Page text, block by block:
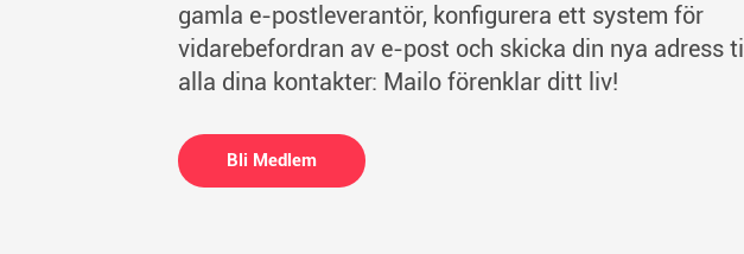
gamla e-postleverantör, konfigurera ett system för
vidarebefordran av e-post och skicka din nya adress till
alla dina kontakter: Mailo förenklar ditt liv!
Bli Medlem